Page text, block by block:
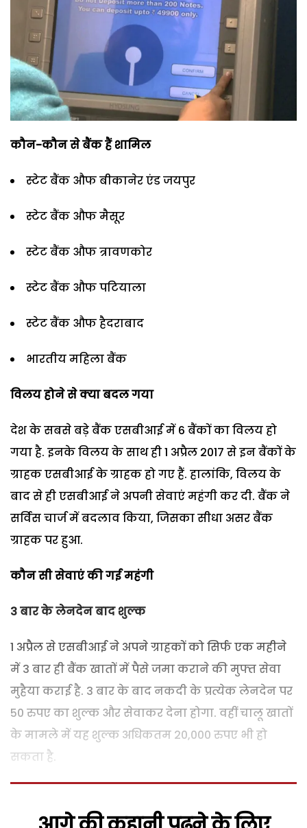
कौन-कौन से बैंक हैं शामिल
स्टेट बैंक औफ बीकानेर एंड जयपुर
स्टेट बैंक औफ मैसूर
स्टेट बैंक औफ त्रावणकोर
स्टेट बैंक औफ पटियाला
स्टेट बैंक औफ हैदराबाद
भारतीय महिला बैंक
विलय होने से क्या बदल गया
देश के सबसे बड़े बैंक एसबीआई में 6 बैंकों का विलय हो
गया है. इनके विलय के साथ ही 1 अप्रैल 2017 से इन बैंकों के
ग्राहक एसबीआई के ग्राहक हो गए हैं. हालांकि, विलय के
बाद से ही एसबीआई ने अपनी सेवाएं महंगी कर दी. बैंक ने
सर्विस चार्ज में बदलाव कि‍या, जिसका सीधा असर बैंक
ग्राहक पर हुआ.
कौन सी सेवाएं की गई महंगी
3 बार के लेनदेन बाद शुल्क
1 अप्रैल से एसबीआई ने अपने ग्राहकों को सिर्फ एक महीने
में 3 बार ही बैंक खातों में पैसे जमा कराने की मुफ्त सेवा
मुहैया कराई है. 3 बार के बाद नकदी के प्रत्येक लेनदेन पर
50 रुपए का शुल्क और सेवाकर देना होगा. वहीं चालू खातों
के मामले में यह शुल्क अधिकतम 20,000 रुपए भी हो
सकता है.